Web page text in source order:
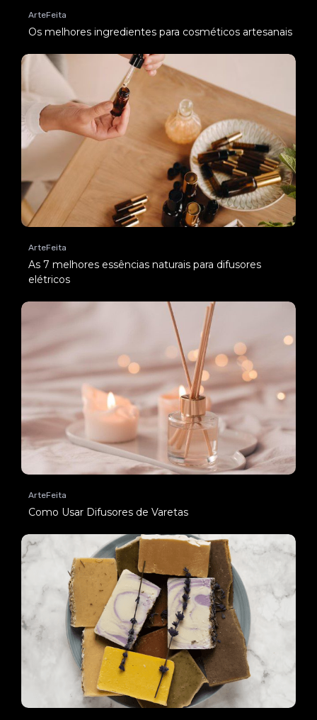
ArteFeita
Os melhores ingredientes para cosméticos artesanais
ArteFeita
As 7 melhores essências naturais para difusores
elétricos
ArteFeita
Como Usar Difusores de Varetas